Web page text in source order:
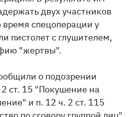
двух участников
спецоперации у
пистолет с глушителем,
"жертвы".
о подозрении
ст. 15 "Покушение на
и п. 12 ч. 2 ст. 115